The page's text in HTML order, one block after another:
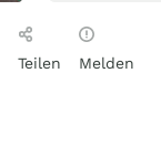
Teilen Melden